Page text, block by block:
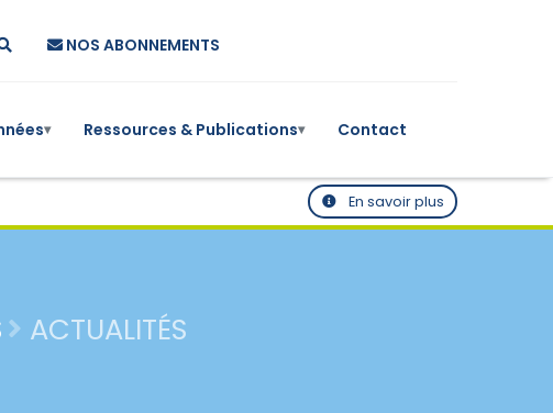
NOS ABONNEMENTS
▾ Ressources & Publications▾ Contact
En savoir plus
ACTUALITÉS